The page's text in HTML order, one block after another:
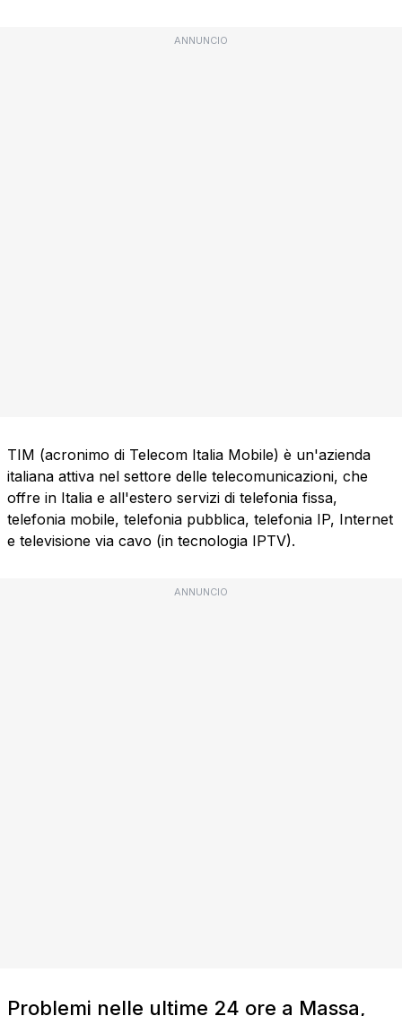
ANNUNCIO
TIM (acronimo di Telecom Italia Mobile) è un'azienda
italiana attiva nel settore delle telecomunicazioni, che
offre in Italia e all'estero servizi di telefonia fissa,
telefonia mobile, telefonia pubblica, telefonia IP, Internet
e televisione via cavo (in tecnologia IPTV).
ANNUNCIO
Problemi nelle ultime 24 ore a Massa,